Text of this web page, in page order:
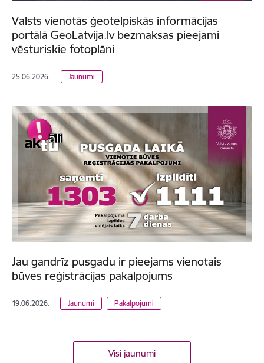
Valsts vienotās ģeotelpiskās informācijas
portālā GeoLatvija.lv bezmaksas pieejami
vēsturiskie fotoplāni
25.06.2026. Jaunumi
Jau gandrīz pusgadu ir pieejams vienotais
būves reģistrācijas pakalpojums
19.06.2026. Jaunumi Pakalpojumi
Visi jaunumi